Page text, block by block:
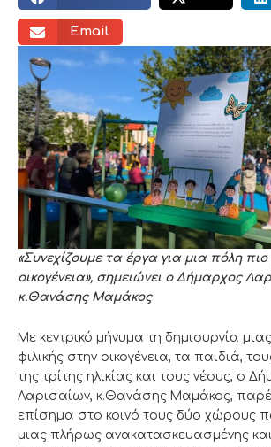
Email
«Συνεχίζουμε τα έργα για μια πόλη πιο
οικογένεια», σημειώνει ο Δήμαρχος
κ.Θανάσης Μαμάκος
Με κεντρικό μήνυμα τη δημιουργία
φιλικής στην οικογένεια, τα παιδιά,
της τρίτης ηλικίας και τους νέους, ο
Λαρισαίων, κ.Θανάσης Μαμάκος,
επίσημα στο κοινό τους δύο χώρους
μιας πλήρως ανακατασκευασμένης